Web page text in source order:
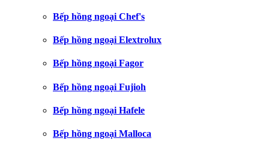
Bếp hồng ngoại Chef's
Bếp hồng ngoại Elextrolux
Bếp hồng ngoại Fagor
Bếp hồng ngoại Fujioh
Bếp hồng ngoại Hafele
Bếp hồng ngoại Malloca